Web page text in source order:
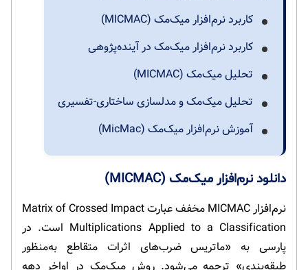
کاربرد نرم‌افزار میک‌مک (MICMAC)
کاربرد نرم‌افزار میک‌مک در آینده‌پژوهی
تحلیل میک‌مک (MICMAC)
تحلیل میک‌مک و مدلسازی ساختاری-تفسیری
آموزش نرم‌افزار میک‌مک (MicMac)
دانلود نرم‌افزار میک‌مک (MICMAC)
نرم‌افزار MICMAC مخفف عبارت Matrix of Crossed Impact
Multiplications Applied to a Classification است. در
پارسی به «ماتریس ضرب‌های اثرات متقاطع به‌منظور
طبقه‌بندی» ترجمه می‌شود. روش میک‌مک در اواخر دهه